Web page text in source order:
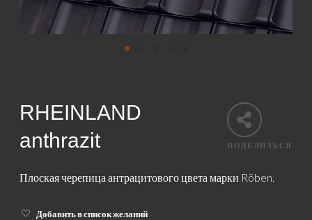
ПОДЕЛИТЬСЯ
RHEINLAND
anthrazit
Плоская черепица антрацитового цвета марки Röben.
Добавить в список желаний